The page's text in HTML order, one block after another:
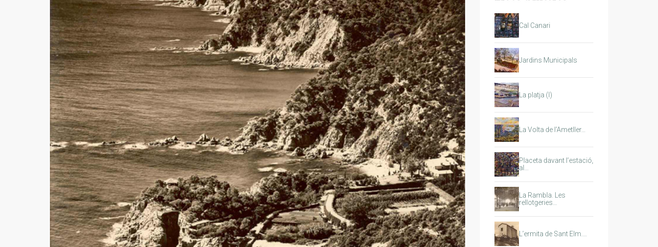
Cal Canari
Jardins Municipals
La platja (I)
La Volta de l’Ametller…
Placeta davant l’estació,
al…
La Rambla. Les
rellotgeries…
L’ermita de Sant Elm.…